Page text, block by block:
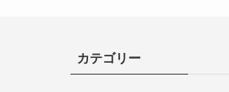
カテゴリー